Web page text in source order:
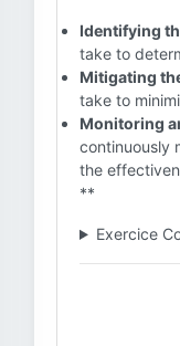
Identifying
take to
Mitigating
take to
Monitoring
continuously
the
**
Exercice